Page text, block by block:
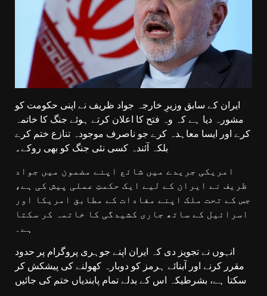
ایران کے سابق وزیرِ خارجہ جواد ظریف نے اپنی حکومت کو
مشورہ دیا ہے کہ وہ فتح کا اعلان کرتے ہوئے جنگ کا خاتمہ
کرے اور ایسا معاہدہ کرے جو ناصرف موجودہ تنازع ختم کرے
بلکہ آئندہ کسی نئی جنگ کو بھی روکے۔
امریکی جریدے میں شائع اپنے مضمون میں جواد
ظریف نے ایران کے لیے ایک حکمتِ عملی پیش کی ہے،
جس کے تحت ملک اپنے مفادات کے مطابق امریکا اور
اسرائیل کے ساتھ جاری کشیدگی کا خاتمہ کر سکتا
ہے۔
انہوں نے تجویز دی کہ ایران اپنے جوہری پروگرام پر حدود
مقرر کرنے اور آبنائے ہرمز کو دوبارہ کھولنے کی پیشکش کر
سکتا ہے، بشرطیکہ اس کے بدلے تمام پابندیاں ختم کی جائیں